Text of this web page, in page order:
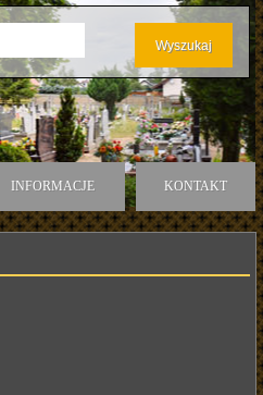
INFORMACJE KONTAKT